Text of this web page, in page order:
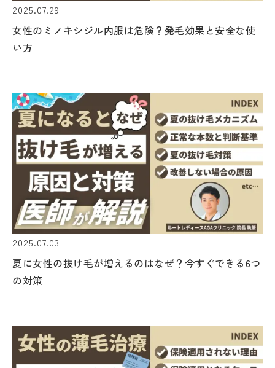
2025.07.29
女性のミノキシジル内服は危険？発毛効果と安全な使
い方
2025.07.03
夏に女性の抜け毛が増えるのはなぜ？今すぐできる6つ
の対策